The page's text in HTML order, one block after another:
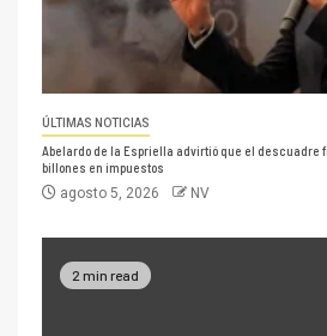
ÚLTIMAS NOTICIAS
Abelardo de la Espriella advirtió que el descuadre
billones en impuestos
agosto 5, 2026 NV
2 min read